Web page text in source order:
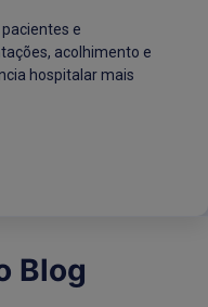
e
acolhimento e
hospitalar mais
Blog